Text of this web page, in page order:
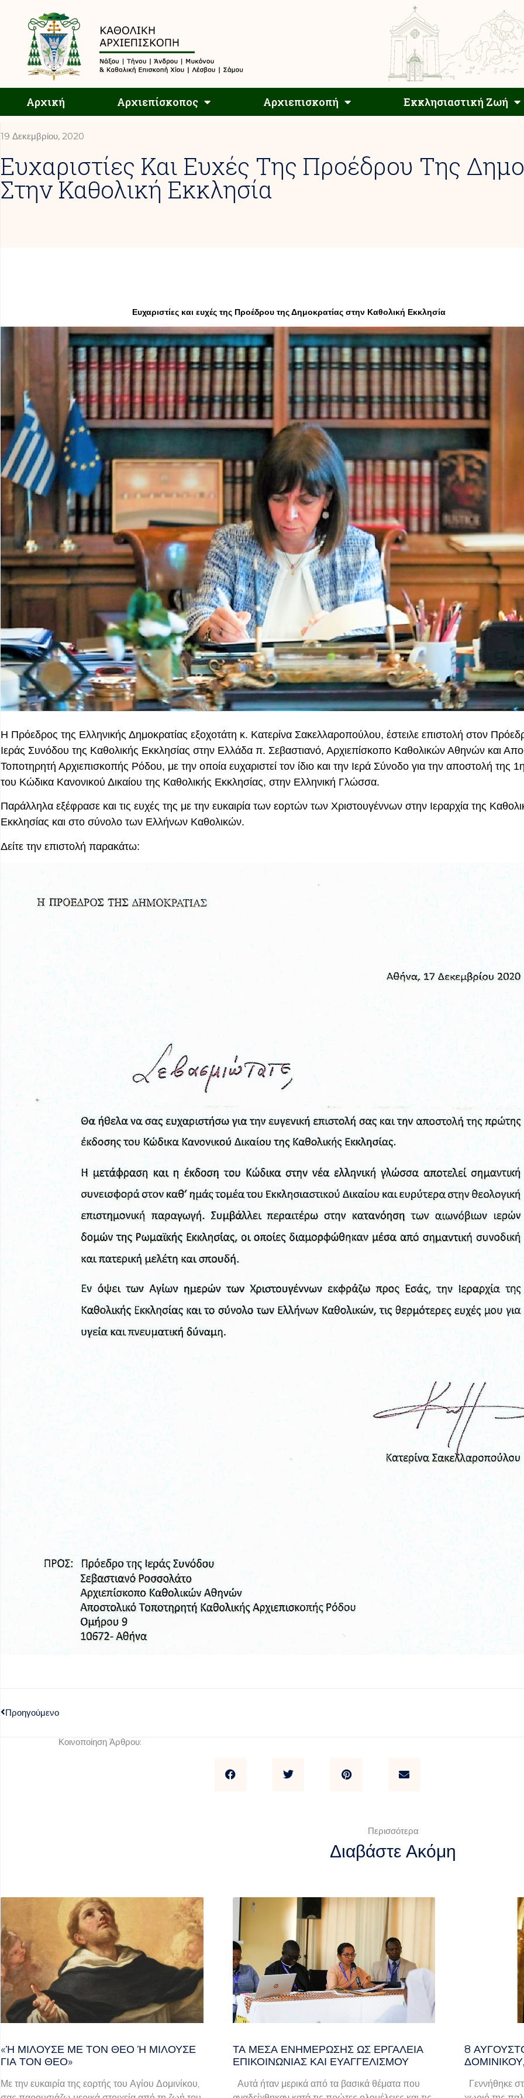
Αρχική Αρχιεπίσκοπος Αρχιεπισκοπή Εκκλησιαστική Ζωή
Αρχιεπισκοπή
19 Δεκεμβρίου, 2020
Ευχαριστίες Και Ευχές Της Προέδρου Της
Στην Καθολική Εκκλησία
Ευχαριστίες και ευχές της Προέδρου της Δημοκρατίας στην Καθολική Εκκλησία
Η Πρόεδρος της Ελληνικής Δημοκρατίας εξοχοτάτη κ. Κατερίνα Σακελλαροπούλου, έστειλε επιστολή στον
Ιεράς Συνόδου της Καθολικής Εκκλησίας στην Ελλάδα π. Σεβαστιανό, Αρχιεπίσκοπο Καθολικών Αθηνών και
Τοποτηρητή Αρχιεπισκοπής Ρόδου, με την οποία ευχαριστεί τον ίδιο και την Ιερά Σύνοδο για την αποστολή της
του Κώδικα Κανονικού Δικαίου της Καθολικής Εκκλησίας, στην Ελληνική Γλώσσα.
Παράλληλα εξέφρασε και τις ευχές της με την ευκαιρία των εορτών των Χριστουγέννων στην Ιεραρχία της
Εκκλησίας και στο σύνολο των Ελλήνων Καθολικών.
Δείτε την επιστολή παρακάτω:
Προηγούμενο
Κοινοποίηση Άρθρου:
Περισσότερα
Διαβάστε Ακόμη
«Ή ΜΙΛΟΎΣΕ ΜΕ ΤΟΝ ΘΕΌ Ή ΜΙΛΟΎΣΕ ΓΙ
Α ΤΟΝ ΘΕΌ»
Με την ευκαιρία της εορτής του Αγίου Δομινίκου,
ΤΑ ΜΈΣΑ ΕΝΗΜΈΡΩΣΗΣ ΩΣ ΕΡΓΑΛΕΊΑ
ΕΠΙΚΟΙΝΩΝΊΑΣ ΚΑΙ ΕΥΑΓΓΕΛΙΣΜΟΎ
Αυτά ήταν μερικά από τα βασικά θέματα που
8
Γεννήθηκε